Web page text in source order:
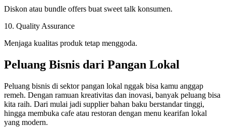
Diskon atau bundle offers buat sweet talk konsumen.
10. Quality Assurance
Menjaga kualitas produk tetap menggoda.
Peluang Bisnis dari Pangan Lokal
Peluang bisnis di sektor pangan lokal nggak bisa kamu anggap
remeh. Dengan ramuan kreativitas dan inovasi, banyak peluang bisa
kita raih. Dari mulai jadi supplier bahan baku berstandar tinggi,
hingga membuka cafe atau restoran dengan menu kearifan lokal
yang modern.